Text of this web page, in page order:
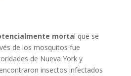
mortal que se
de los mosquitos fue
de Nueva York y
insectos infectados